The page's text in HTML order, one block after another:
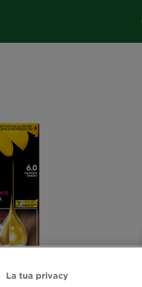
La tua privacy